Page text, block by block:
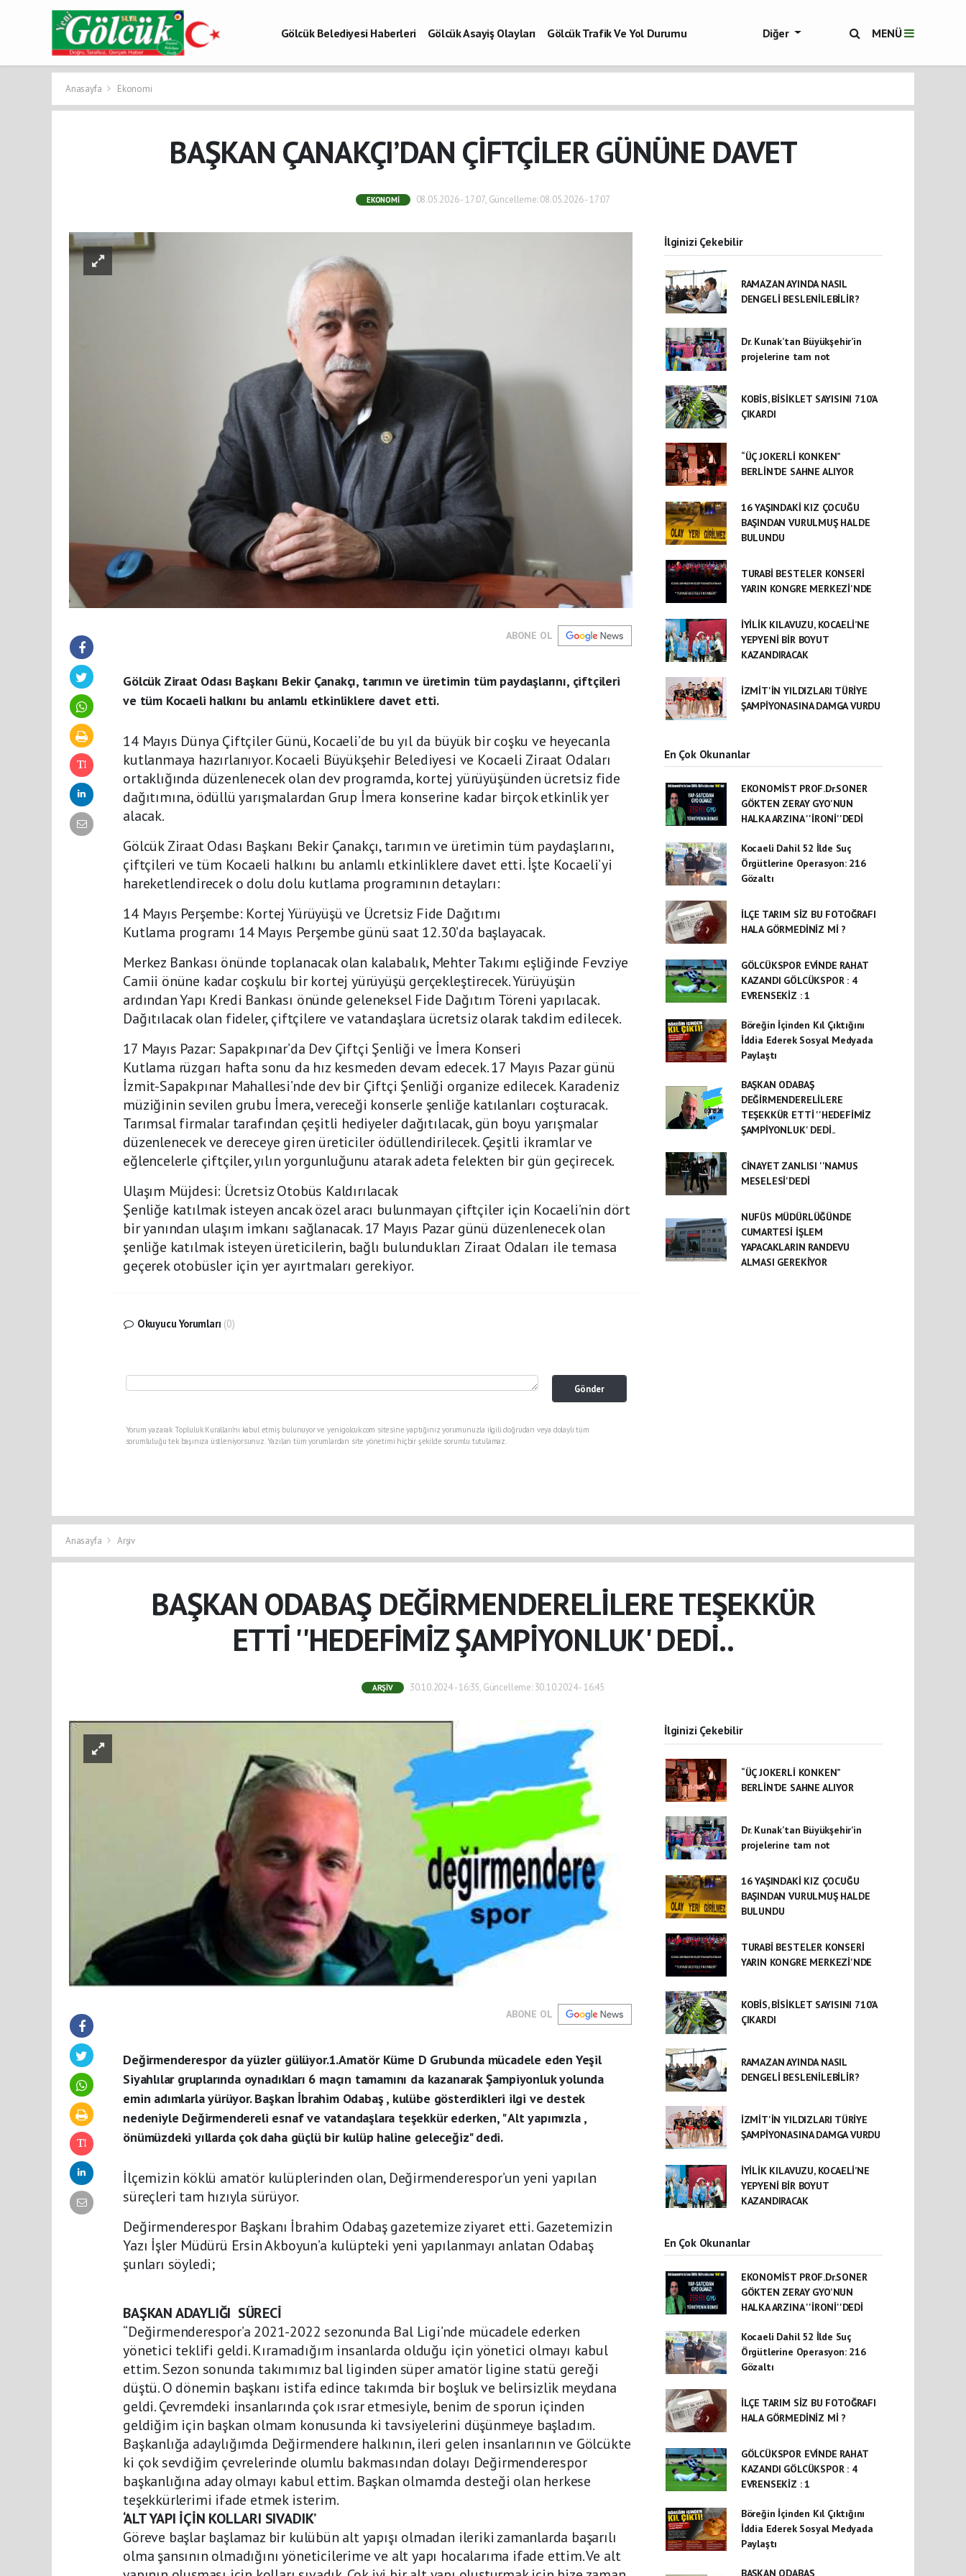
Gölcük Belediyesi Haberleri Gölcük Asayiş Olayları
Gölcük Trafik Ve Yol Durumu
Diğer MENÜ
Anasayfa Ekonomi
BAŞKAN ÇANAKÇI’DAN ÇİFTÇİLER GÜNÜNE DAVET
EKONOMI 08.05.2026 - 17:07, Güncelleme: 08.05.2026 - 17:07
ABONE OL
Gölcük Ziraat Odası Başkanı Bekir Çanakçı, tarımın ve üretimin tüm paydaşlarını, çiftçileri
ve tüm Kocaeli halkını bu anlamlı etkinliklere davet etti.
14 Mayıs Dünya Çiftçiler Günü, Kocaeli’de bu yıl da büyük bir coşku ve heyecanla
kutlanmaya hazırlanıyor. Kocaeli Büyükşehir Belediyesi ve Kocaeli Ziraat Odaları
ortaklığında düzenlenecek olan dev programda, kortej yürüyüşünden ücretsiz fide
dağıtımına, ödüllü yarışmalardan Grup İmera konserine kadar birçok etkinlik yer
alacak.
Gölcük Ziraat Odası Başkanı Bekir Çanakçı, tarımın ve üretimin tüm paydaşlarını,
çiftçileri ve tüm Kocaeli halkını bu anlamlı etkinliklere davet etti. İşte Kocaeli’yi
hareketlendirecek o dolu dolu kutlama programının detayları:
14 Mayıs Perşembe: Kortej Yürüyüşü ve Ücretsiz Fide Dağıtımı
Kutlama programı 14 Mayıs Perşembe günü saat 12.30’da başlayacak.
Merkez Bankası önünde toplanacak olan kalabalık, Mehter Takımı eşliğinde Fevziye
Camii önüne kadar coşkulu bir kortej yürüyüşü gerçekleştirecek. Yürüyüşün
ardından Yapı Kredi Bankası önünde geleneksel Fide Dağıtım Töreni yapılacak.
Dağıtılacak olan fideler, çiftçilere ve vatandaşlara ücretsiz olarak takdim edilecek.
17 Mayıs Pazar: Sapakpınar’da Dev Çiftçi Şenliği ve İmera Konseri
Kutlama rüzgarı hafta sonu da hız kesmeden devam edecek. 17 Mayıs Pazar günü
İzmit-Sapakpınar Mahallesi’nde dev bir Çiftçi Şenliği organize edilecek. Karadeniz
müziğinin sevilen grubu İmera, vereceği konserle şenliğe katılanları coşturacak.
Tarımsal firmalar tarafından çeşitli hediyeler dağıtılacak, gün boyu yarışmalar
düzenlenecek ve dereceye giren üreticiler ödüllendirilecek. Çeşitli ikramlar ve
eğlencelerle çiftçiler, yılın yorgunluğunu atarak adeta felekten bir gün geçirecek.
Ulaşım Müjdesi: Ücretsiz Otobüs Kaldırılacak
Şenliğe katılmak isteyen ancak özel aracı bulunmayan çiftçiler için Kocaeli’nin dört
bir yanından ulaşım imkanı sağlanacak. 17 Mayıs Pazar günü düzenlenecek olan
şenliğe katılmak isteyen üreticilerin, bağlı bulundukları Ziraat Odaları ile temasa
geçerek otobüsler için yer ayırtmaları gerekiyor.
Okuyucu Yorumları (0)
Gönder
Yorum yazarak Topluluk Kuralları’nı kabul etmiş bulunuyor ve yenigolcuk.com sitesine yaptığınız yorumunuzla ilgili doğrudan veya dolaylı tüm
sorumluluğu tek başınıza üstleniyorsunuz. Yazılan tüm yorumlardan site yönetimi hiçbir şekilde sorumlu tutulamaz.
İlginizi Çekebilir
RAMAZAN AYINDA NASIL
DENGELİ BESLENİLEBİLİR?
Dr. Kunak’tan Büyükşehir’in
projelerine tam not
KOBİS, BİSİKLET SAYISINI 710’A
ÇIKARDI
“ÜÇ JOKERLİ KONKEN”
BERLİN’DE SAHNE ALIYOR
16 YAŞINDAKİ KIZ ÇOCUĞU
BAŞINDAN VURULMUŞ HALDE
BULUNDU
TURABİ BESTELER KONSERİ
YARIN KONGRE MERKEZİ'NDE
İYİLİK KILAVUZU, KOCAELİ’NE
YEPYENİ BİR BOYUT
KAZANDIRACAK
İZMİT'İN YILDIZLARI TÜRİYE
ŞAMPİYONASINA DAMGA VURDU
En Çok Okunanlar
EKONOMİST PROF.Dr.SONER
GÖKTEN ZERAY GYO'NUN
HALKA ARZINA ''İRONİ''DEDİ
Kocaeli Dahil 52 İlde Suç
Örgütlerine Operasyon: 216
Gözaltı
İLÇE TARIM SİZ BU FOTOĞRAFI
HALA GÖRMEDİNİZ Mİ ?
GÖLCÜKSPOR EVİNDE RAHAT
KAZANDI GÖLCÜKSPOR : 4
EVRENSEKİZ : 1
Böreğin İçinden Kıl Çıktığını
İddia Ederek Sosyal Medyada
Paylaştı
BAŞKAN ODABAŞ
DEĞİRMENDERELİLERE
TEŞEKKÜR ETTİ ''HEDEFİMİZ
ŞAMPİYONLUK' DEDİ..
CİNAYET ZANLISI ''NAMUS
MESELESİ'DEDİ
NUFÜS MÜDÜRLÜĞÜNDE
CUMARTESİ İŞLEM
YAPACAKLARIN RANDEVU
ALMASI GEREKİYOR
Anasayfa Arşiv
BAŞKAN ODABAŞ DEĞİRMENDERELİLERE TEŞEKKÜR
ETTİ ''HEDEFİMİZ ŞAMPİYONLUK' DEDİ..
ARŞIV 30.10.2024 - 16:35, Güncelleme: 30.10.2024 - 16:45
ABONE OL
Değirmenderespor da yüzler gülüyor.1.Amatör Küme D Grubunda mücadele eden Yeşil
Siyahlılar gruplarında oynadıkları 6 maçın tamamını da kazanarak Şampiyonluk yolunda
emin adımlarla yürüyor. Başkan İbrahim Odabaş , kulübe gösterdikleri ilgi ve destek
nedeniyle Değirmendereli esnaf ve vatandaşlara teşekkür ederken, " Alt yapımızla ,
önümüzdeki yıllarda çok daha güçlü bir kulüp haline geleceğiz" dedi.
İlçemizin köklü amatör kulüplerinden olan, Değirmenderespor’un yeni yapılan
süreçleri tam hızıyla sürüyor.
Değirmenderespor Başkanı İbrahim Odabaş gazetemize ziyaret etti. Gazetemizin
Yazı İşler Müdürü Ersin Akboyun’a kulüpteki yeni yapılanmayı anlatan Odabaş
şunları söyledi;
BAŞKAN ADAYLIĞI SÜRECİ
“Değirmenderespor’a 2021-2022 sezonunda Bal Ligi’nde mücadele ederken
yönetici teklifi geldi. Kıramadığım insanlarda olduğu için yönetici olmayı kabul
ettim. Sezon sonunda takımımız bal liginden süper amatör ligine statü gereği
düştü. O dönemin başkanı istifa edince takımda bir boşluk ve belirsizlik meydana
geldi. Çevremdeki insanlarında çok ısrar etmesiyle, benim de sporun içinden
geldiğim için başkan olmam konusunda ki tavsiyelerini düşünmeye başladım.
Başkanlığa adaylığımda Değirmendere halkının, ileri gelen insanlarının ve Gölcükte
ki çok sevdiğim çevrelerinde olumlu bakmasından dolayı Değirmenderespor
başkanlığına aday olmayı kabul ettim. Başkan olmamda desteği olan herkese
teşekkürlerimi ifade etmek isterim.
‘ALT YAPI İÇİN KOLLARI SIVADIK’
Göreve başlar başlamaz bir kulübün alt yapışı olmadan ileriki zamanlarda başarılı
olma şansının olmadığını yöneticilerime ve alt yapı hocalarıma ifade ettim. Ve alt
İlginizi Çekebilir
“ÜÇ JOKERLİ KONKEN”
BERLİN’DE SAHNE ALIYOR
Dr. Kunak’tan Büyükşehir’in
projelerine tam not
16 YAŞINDAKİ KIZ ÇOCUĞU
BAŞINDAN VURULMUŞ HALDE
BULUNDU
TURABİ BESTELER KONSERİ
YARIN KONGRE MERKEZİ'NDE
KOBİS, BİSİKLET SAYISINI 710’A
ÇIKARDI
RAMAZAN AYINDA NASIL
DENGELİ BESLENİLEBİLİR?
İZMİT'İN YILDIZLARI TÜRİYE
ŞAMPİYONASINA DAMGA VURDU
İYİLİK KILAVUZU, KOCAELİ’NE
YEPYENİ BİR BOYUT
KAZANDIRACAK
En Çok Okunanlar
EKONOMİST PROF.Dr.SONER
GÖKTEN ZERAY GYO'NUN
HALKA ARZINA ''İRONİ''DEDİ
Kocaeli Dahil 52 İlde Suç
Örgütlerine Operasyon: 216
Gözaltı
İLÇE TARIM SİZ BU FOTOĞRAFI
HALA GÖRMEDİNİZ Mİ ?
GÖLCÜKSPOR EVİNDE RAHAT
KAZANDI GÖLCÜKSPOR : 4
EVRENSEKİZ : 1
Böreğin İçinden Kıl Çıktığını
İddia Ederek Sosyal Medyada
Paylaştı